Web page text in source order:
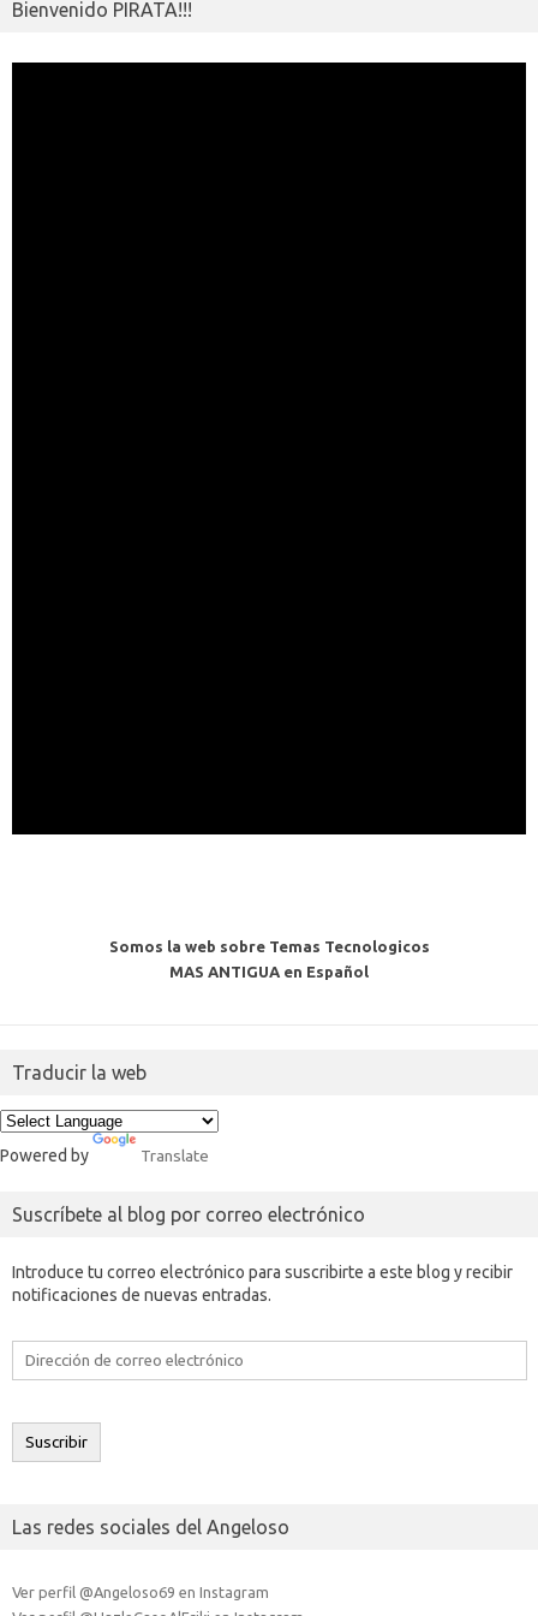
Bienvenido PIRATA!!!
Somos la web sobre Temas Tecnologicos
MAS ANTIGUA en Español
Traducir la web
Powered by Translate
Suscríbete al blog por correo electrónico
Introduce tu correo electrónico para suscribirte a este blog y recibir
notificaciones de nuevas entradas.
Dirección
electrónico
Suscribir
Las redes sociales del Angeloso
Ver perfil @Angeloso69 en Instagram